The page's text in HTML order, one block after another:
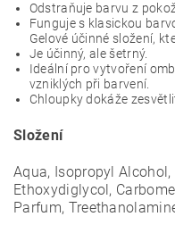
Odstraňuje barvu z
Funguje s klasickou
Gelové účinné složení,
Je účinný, ale šetrný.
Ideální pro vytvoření
vzniklých při barvení.
Chloupky dokáže
Složení
Aqua, Isopropyl Alcohol,
Ethoxydiglycol,
Parfum,